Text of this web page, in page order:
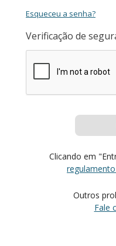
Esqueceu a senha?
Verificação de
Clicando em
Outros
Fale